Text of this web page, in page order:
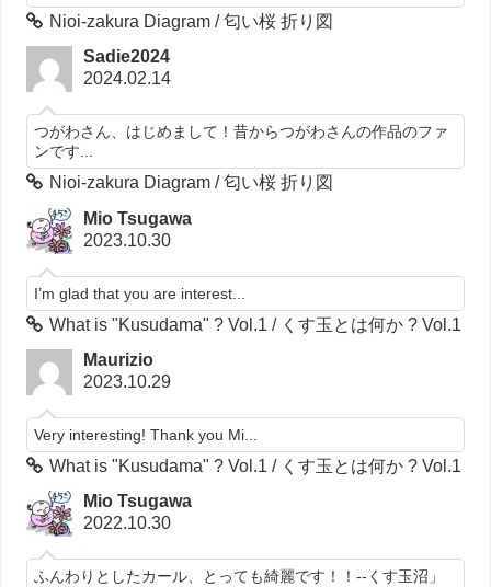
Nioi-zakura Diagram / 匂い桜 折り図
Sadie2024
2024.02.14
つがわさん、はじめまして！昔からつがわさんの作品のファ
ンです...
Nioi-zakura Diagram / 匂い桜 折り図
Mio Tsugawa
2023.10.30
I’m glad that you are interest...
What is "Kusudama" ? Vol.1 / くす玉とは何か ? Vol.1
Maurizio
2023.10.29
Very interesting! Thank you Mi...
What is "Kusudama" ? Vol.1 / くす玉とは何か ? Vol.1
Mio Tsugawa
2022.10.30
ふんわりとしたカール、とっても綺麗です！！--くす玉沼」